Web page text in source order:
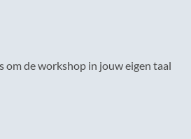
om de workshop in jouw eigen taal